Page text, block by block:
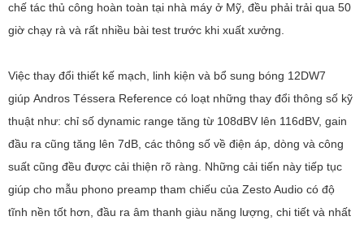
chế tác thủ công hoàn toàn tại nhà máy ở Mỹ, đều phải trải qua 50
giờ chạy rà và rất nhiều bài test trước khi xuất xưởng.
Việc thay đổi thiết kế mạch, linh kiện và bổ sung bóng 12DW7
giúp Andros Téssera Reference có loạt những thay đổi thông số kỹ
thuật như: chỉ số dynamic range tăng từ 108dBV lên 116dBV, gain
đầu ra cũng tăng lên 7dB, các thông số về điện áp, dòng và công
suất cũng đều được cải thiện rõ ràng. Những cải tiến này tiếp tục
giúp cho mẫu phono preamp tham chiếu của Zesto Audio có độ
tĩnh nền tốt hơn, đầu ra âm thanh giàu năng lượng, chi tiết và nhất